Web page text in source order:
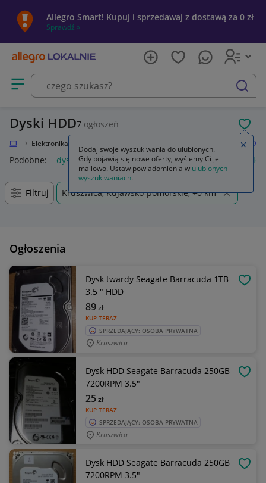
Allegro Smart! Kupuj i sprzedawaj z dostawą za 0 zł
Sprawdź »
Otwórz menu z kategoriami
szukaj
Dyski HDD7 ogłoszeń
Elektronika Dyski HDD
Podobne: dysk hdd dysk hdd 1tb dysk hdd 2tb dysk hdd
Filtruj Kruszwica, Kujawsko-pomorskie, +0 km
Ogłoszenia
Dysk twardy Seagate Barracuda 1TB
3.5 " HDD
KUP TERAZ
89zł
SPRZEDAJĄCY: OSOBA PRYWATNA
Kruszwica
Dysk HDD Seagate Barracuda 250GB
7200RPM 3.5"
KUP TERAZ
25zł
SPRZEDAJĄCY: OSOBA PRYWATNA
Kruszwica
Dysk HDD Seagate Barracuda 250GB
7200RPM 3.5"
Dodaj swoje wyszukiwania do ulubionych.
Gdy pojawią się nowe oferty, wyślemy Ci je
mailowo. Ustaw powiadomienia w ulubionych
wyszukiwaniach.